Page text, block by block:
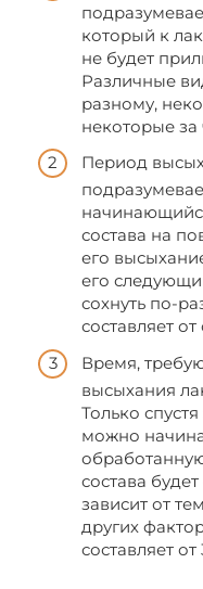
который к
не будет
Различные
разному,
некоторые
Период
состава на
его
его
сохнуть по-
составляет
Время,
высыхания
Только
можно
состава
зависит от
других
составляет от